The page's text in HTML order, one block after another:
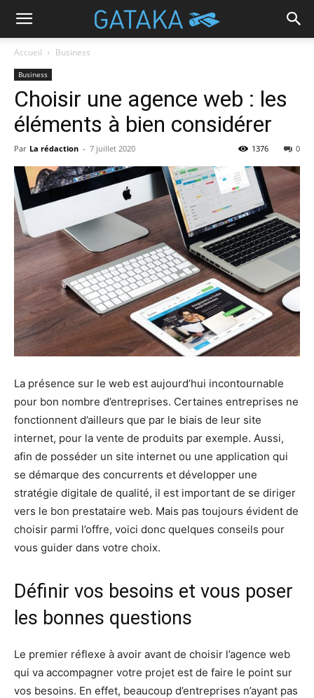
Accueil Business
Business
Choisir une agence web : les
éléments à bien considérer
Par La rédaction - 7 juillet 2020 0
1376
La présence sur le web est aujourd’hui incontournable
pour bon nombre d’entreprises. Certaines entreprises ne
fonctionnent d’ailleurs que par le biais de leur site
internet, pour la vente de produits par exemple. Aussi,
afin de posséder un site internet ou une application qui
se démarque des concurrents et développer une
stratégie digitale de qualité, il est important de se diriger
vers le bon prestataire web. Mais pas toujours évident de
choisir parmi l’offre, voici donc quelques conseils pour
vous guider dans votre choix.
Définir vos besoins et vous poser
les bonnes questions
Le premier réflexe à avoir avant de choisir l’agence web
qui va accompagner votre projet est de faire le point sur
vos besoins. En effet, beaucoup d’entreprises n’ayant pas